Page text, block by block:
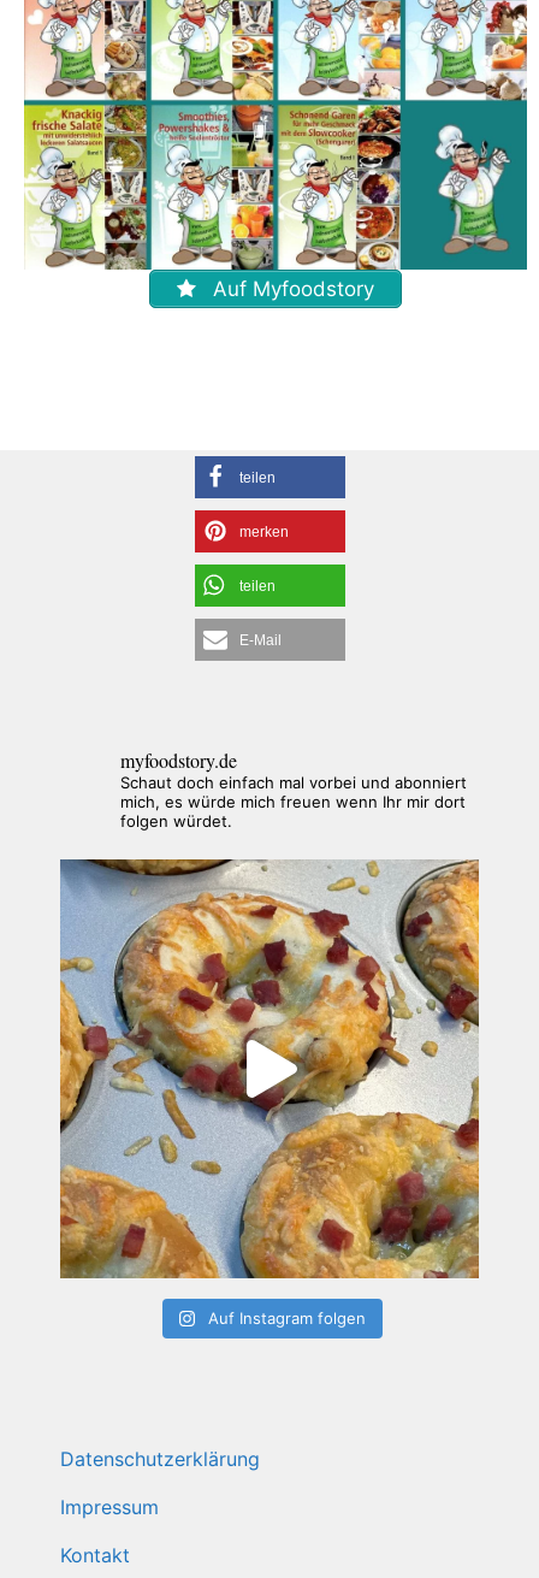
Auf Myfoodstory
teilen
merken
teilen
E-Mail
myfoodstory.de
Schaut doch einfach mal vorbei und abonniert
mich, es würde mich freuen wenn Ihr mir dort
folgen würdet.
Auf Instagram folgen
Datenschutzerklärung
Impressum
Kontakt